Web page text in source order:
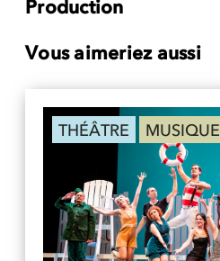
Production
Vous aimeriez aussi
THÉÂTRE MUSIQUE